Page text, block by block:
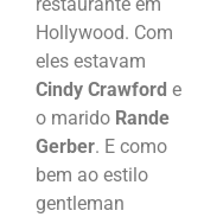
restaurante em
Hollywood. Com
eles estavam
Cindy Crawford e
o marido Rande
Gerber. E como
bem ao estilo
gentleman